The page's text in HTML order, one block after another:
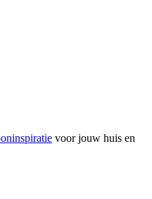
voor jouw huis en